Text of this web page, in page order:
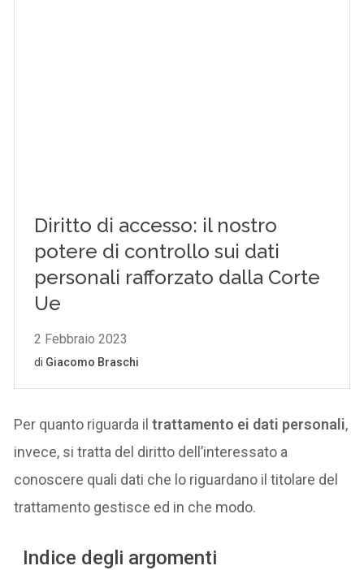
Per quanto riguarda iltrattamento ei dati personali,
invece, si tratta del diritto dell’interessato a
conoscere quali dati che lo riguardano il titolare del
trattamento gestisce ed in che modo.
Indice degli argomenti